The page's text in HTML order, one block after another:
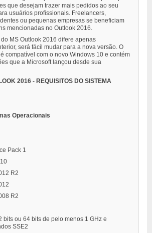
que desejam trazer mais pedidos ao seu
usuários profissionais. Freelancers,
ou pequenas empresas se beneficiam
mencionadas no Outlook 2016.
MS Outlook 2016 difere apenas
será fácil mudar para a nova versão. O
compatível com o novo Windows 10 e contém
que a Microsoft lançou desde sua
2016 - REQUISITOS DO SISTEMA
Operacionais
Pack 1
R2
R2
bits ou 64 bits de pelo menos 1 GHz e
SSE2